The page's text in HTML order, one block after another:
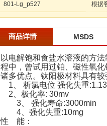
801-Lg_p527 根据
商品详情 MSDS
以电解饱和食盐水溶液的方
程中，曾试用过铂、磁性氧
诸多优点。钛阳极材料具有
1、 析氯电位 强化失重
2、极化率: 30mv
3、 强化寿命:3000min
4、强化失重:10mg
性 能：